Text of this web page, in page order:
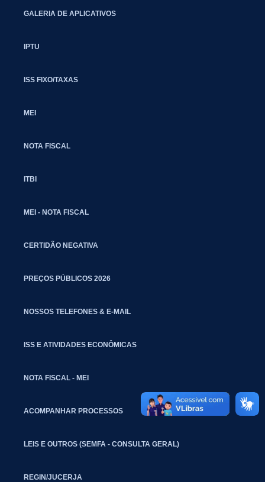
GALERIA DE APLICATIVOS
IPTU
ISS FIXO/TAXAS
MEI
NOTA FISCAL
ITBI
MEI - NOTA FISCAL
CERTIDÃO NEGATIVA
PREÇOS PÚBLICOS 2026
NOSSOS TELEFONES & E-MAIL
ISS E ATIVIDADES ECONÔMICAS
NOTA FISCAL - MEI
ACOMPANHAR PROCESSOS
LEIS E OUTROS (SEMFA - CONSULTA GERAL)
REGIN/JUCERJA